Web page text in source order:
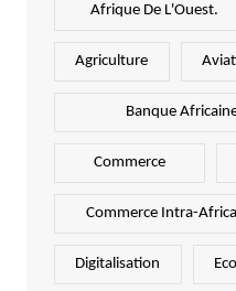
Afrique De L'Ouest.
Agriculture
Banque
Commerce
Commerce Intra-
Digitalisation